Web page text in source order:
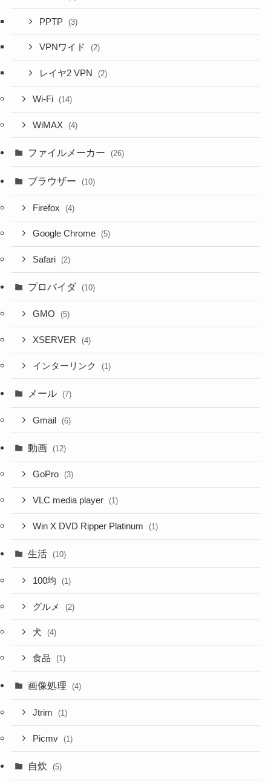
PPTP (3)
VPNワイド (2)
レイヤ2 VPN (2)
Wi-Fi (14)
WiMAX (4)
ファイルメーカー (26)
ブラウザー (10)
Firefox (4)
Google Chrome (5)
Safari (2)
プロバイダ (10)
GMO (5)
XSERVER (4)
インターリンク (1)
メール (7)
Gmail (6)
動画 (12)
GoPro (3)
VLC media player (1)
Win X DVD Ripper Platinum (1)
生活 (10)
100均 (1)
グルメ (2)
犬 (4)
食品 (1)
画像処理 (4)
Jtrim (1)
Picmv (1)
自炊 (5)